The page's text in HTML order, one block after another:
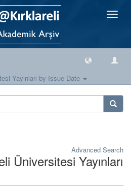
Toggle
Yayınları by Issue Date
Advanced Search
Üniversitesi Yayınları